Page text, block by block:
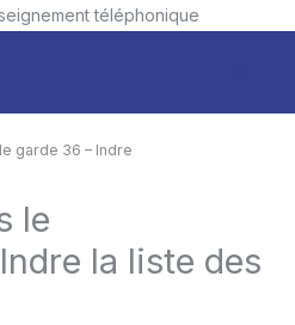
téléphonique
garde 36 – Indre
le
la liste des